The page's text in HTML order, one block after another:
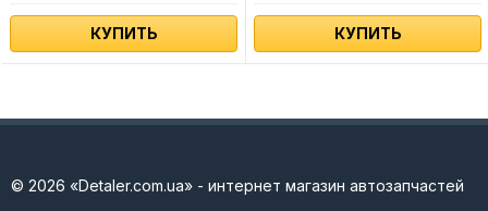
КУПИТЬ КУПИТЬ
© 2026 «Detaler.com.ua» - интернет магазин автозапчастей